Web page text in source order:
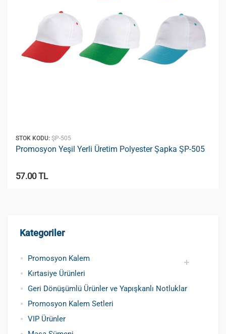
Kategoriler
Promosyon Kalem
Promosyon Metal Kalem
Promosyon Roller Kalem
Promosyon Dokunmatik Kalem
Promosyon Plastik Kalem
Geri Dönüşümlü ve Tohumlu Kalemler
Promosyon Fosforlu Kalem
Kursun Kalemler
Kırtasiye Ürünleri
Geri Dönüşümlü Ürünler ve Yapışkanlı Notluklar
Promosyon Kalem Setleri
VIP Ürünler
STOK KODU: ŞP-505
Promosyon Yeşil Yerli Üretim Polyester Şapka ŞP-505
57.00 TL